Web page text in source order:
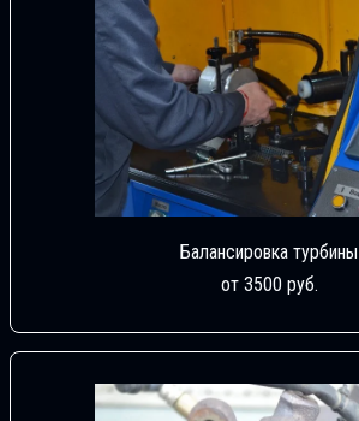
Балансировка турбины
от 3500 руб.